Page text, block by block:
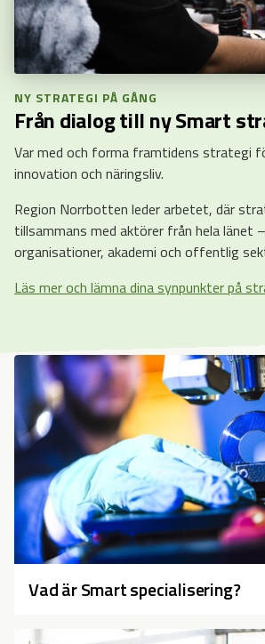
NY STRATEGI PÅ GÅNG
Från dialog till ny Smart
Var med och forma framtidens strategi
innovation och näringsliv.
Region Norrbotten leder arbetet, där
tillsammans med aktörer från hela länet
organisationer, akademi och offentlig
Läs mer och lämna dina synpunkter på
Vad är Smart specialisering?